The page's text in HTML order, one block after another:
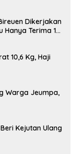
Dikerjakan
Hanya Terima 10
10,6 Kg, Haji
Warga Jeumpa,
Kejutan Ulang